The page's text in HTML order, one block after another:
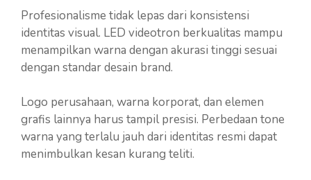
Profesionalisme tidak lepas dari konsistensi
identitas visual. LED videotron berkualitas mampu
menampilkan warna dengan akurasi tinggi sesuai
dengan standar desain brand.
Logo perusahaan, warna korporat, dan elemen
grafis lainnya harus tampil presisi. Perbedaan tone
warna yang terlalu jauh dari identitas resmi dapat
menimbulkan kesan kurang teliti.